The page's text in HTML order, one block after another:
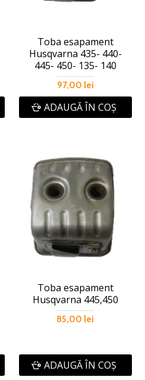
Toba esapament
Husqvarna 435- 440-
445- 450- 135- 140
97,00 lei
ADAUGĂ ÎN COŞ
Toba esapament
Husqvarna 445,450
85,00 lei
ADAUGĂ ÎN COŞ